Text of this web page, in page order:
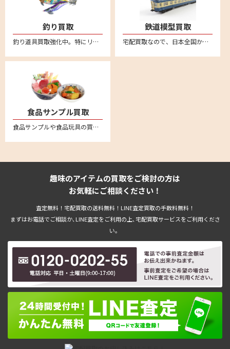
釣り買取
釣り道具買取強化中。特にリール高価買取。新品も中古品も送料・査定料一切無料、全国対応の宅配査定はこちら。不要になった釣り具用品がございましたら、お気軽にお売りください。ダイワやシマノなどの幅広いメーカー取り扱い
鉄道模型買取
宅配買取なので、日本全国から鉄道模型の買取強化中。車両やレール、制御機器など不要になった鉄道模型はリムーブへお売りください。送料無料の安心宅配査定はこちら。便利なLINE査定あり
食品サンプル買取
食品サンプルや食品玩具の買取強化中。ながお食研、元祖食品サンプル屋、森野サンプル、 まいづる、佐藤サンプル、イワサキ・ビーアイといった人気の食品サンプルメーカーは特に強化買取中
趣味のアイテムの買取をご検討の方は
お気軽にご相談ください！
査定無料！宅配買取の送料無料！LINE査定買取の手数料無料！
まずはお電話でご相談か､LINE査定をご利用の上､宅配買取サービスをご利用くださ
い。